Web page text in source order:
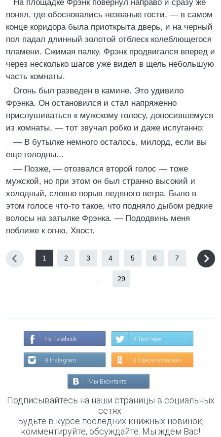
На площадке Фрэнк повернул направо и сразу же
понял, где обосновались незваные гости, — в самом
конце коридора была приоткрыта дверь, и на черный
пол падал длинный золотой отблеск колеблющегося
пламени. Сжимая палку, Фрэнк продвигался вперед и
через несколько шагов уже видел в щель небольшую
часть комнаты.
Огонь был разведен в камине. Это удивило
Фрэнка. Он остановился и стал напряженно
прислушиваться к мужскому голосу, доносившемуся
из комнаты, — тот звучал робко и даже испуганно:
— В бутылке немного осталось, милорд, если вы
еще голодны...
— Позже, — отозвался второй голос — тоже
мужской, но при этом он был странно высокий и
холодный, словно порыв ледяного ветра. Было в
этом голосе что-то такое, что подняло дыбом редкие
волосы на затылке Фрэнка. — Пододвинь меня
поближе к огню, Хвост.
1 2 3 4 5 6 7
29
На Facebook В Твиттере
В Instagram В Одноклассниках
Мы Вконтакте
Подписывайтесь на наши страницы в социальных
сетях.
Будьте в курсе последних книжных новинок,
комментируйте, обсуждайте. Мы ждём Вас!